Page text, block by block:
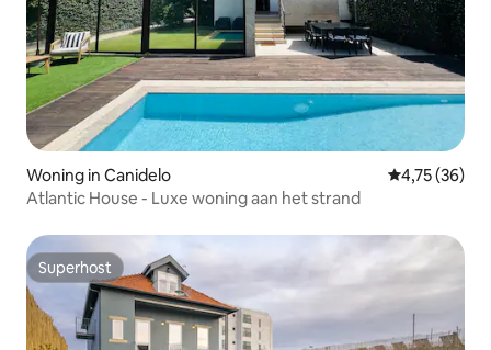
Woning in Canidelo Gemiddelde
4,75 (36)
Atlantic House - Luxe woning aan het strand
Superhost
Superhost